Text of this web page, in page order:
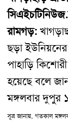
রামগড়:
ছড়া
পাহাড়ি
হয়েছে বলে
মঙ্গলবার দুপুর
সূত্র জানায়, গতকাল